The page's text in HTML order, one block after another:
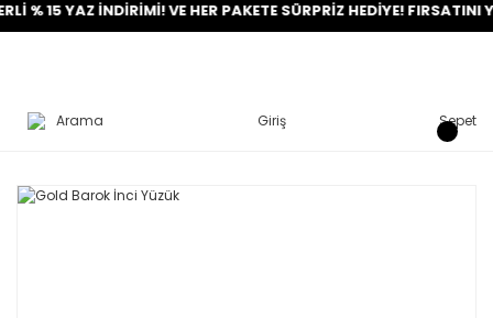
15 YAZ İNDİRİMİ! VE HER PAKETE SÜRPRİZ HEDİYE! FIRSATINI
Arama Giriş Sepet